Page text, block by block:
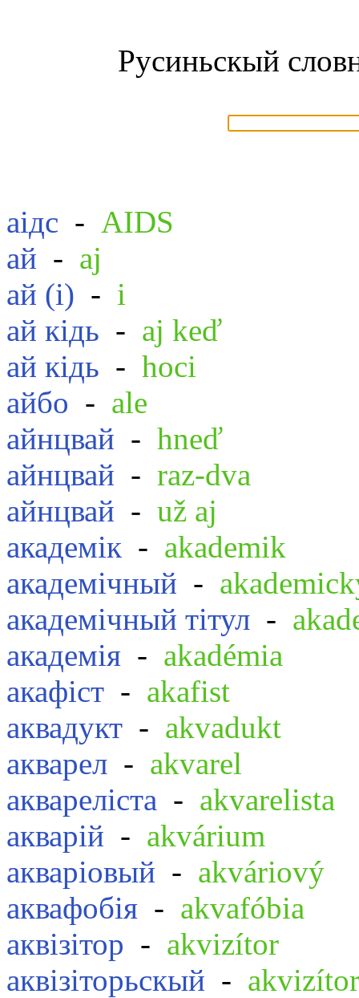
Русиньскый
аідс - AIDS
ай - aj
ай (і) - i
ай кідь - aj keď
ай кідь - hoci
айбо - ale
айнцвай - hneď
айнцвай - raz-dva
айнцвай - už aj
академік - akademik
академічный -
академічный тітул -
академія - akadémia
акафіст - akafist
аквадукт - akvadukt
акварел - akvarel
аквареліста - akvarelista
акварій - akvárium
акваріовый - akváriový
аквафобія - akvafóbia
аквізітор - akvizítor
аквізіторьскый -